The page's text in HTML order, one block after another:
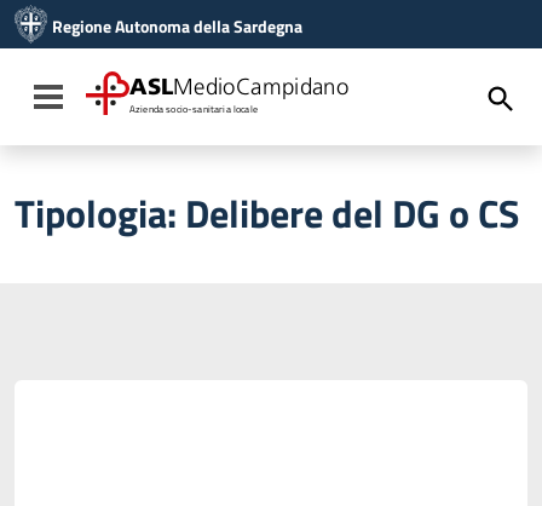
Vai al menu di navigazione
Vai al footer
Regione Autonoma della Sardegna
Toggle navigation
ASLMedioCampidano
Azienda socio-sanitaria locale
Tipologia: Delibere del DG o CS